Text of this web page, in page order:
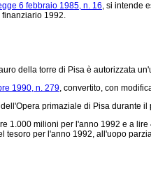
6 febbraio 1985, n. 16, si intende
1992.
della torre di Pisa è autorizzata
1990, n. 279, convertito, con
primaziale di Pisa durante
milioni per l'anno 1992 e a
per l'anno 1992, all'uopo